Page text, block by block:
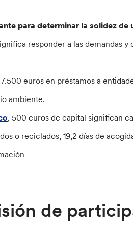
para determinar la solidez de
responder a las demandas y
euros en préstamos a
ambiente.
, 500 euros de capital significan
o reciclados, 19,2 días de
de